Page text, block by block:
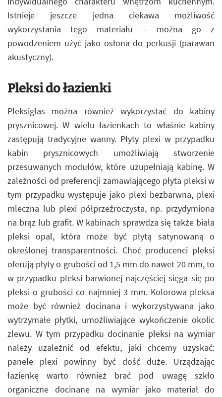
Istnieje jeszcze jedna ciekawa możliwość
wykorzystania tego materiału – można go z
powodzeniem użyć jako osłona do perkusji (parawan
akustyczny).
Pleksi do łazienki
Pleksiglas można również wykorzystać do kabiny
prysznicowej. W wielu łazienkach to właśnie kabiny
zastępują tradycyjne wanny. Płyty plexi w przypadku
kabin prysznicowych umożliwiają stworzenie
przesuwanych modułów, które uzupełniają kabinę. W
zależności od preferencji zamawiającego płyta pleksi w
tym przypadku występuje jako plexi bezbarwna, plexi
mleczna lub plexi półprzeźroczysta, np. przydymiona
na brąz lub grafit. W kabinach sprawdza się także biała
pleksi opal, która może być płytą satynowaną o
określonej transparentności. Choć producenci pleksi
oferują płyty o grubości od 1,5 mm do nawet 20 mm, to
w przypadku pleksi barwionej najczęściej sięga się po
pleksi o grubości co najmniej 3 mm. Kolorowa pleksa
może być również docinana i wykorzystywana jako
wytrzymałe płytki, umożliwiające wykończenie okolic
zlewu. W tym przypadku docinanie pleksi na wymiar
należy uzależnić od efektu, jaki chcemy uzyskać:
panele plexi powinny być dość duże. Urządzając
łazienkę warto również brać pod uwagę szkło
organiczne docinane na wymiar jako materiał do